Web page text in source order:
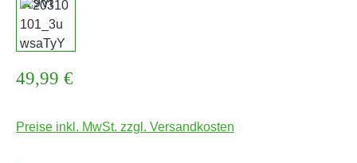
Regulärer Preis:
49,99 €
Preise inkl. MwSt. zzgl. Versandkosten